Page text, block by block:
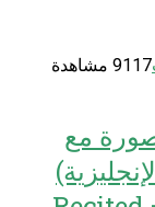
9117 مشاهدة
مع